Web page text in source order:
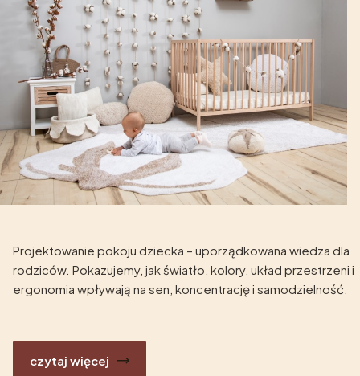
Projektowanie pokoju dziecka – uporządkowana wiedza dla
rodziców. Pokazujemy, jak światło, kolory, układ przestrzeni i
ergonomia wpływają na sen, koncentrację i samodzielność.
czytaj więcej